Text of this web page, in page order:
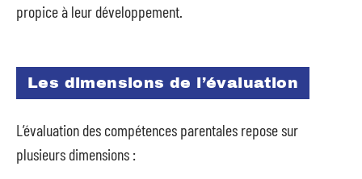
propice à leur développement.
Les dimensions de l’évaluation
L’évaluation des compétences parentales repose sur
plusieurs dimensions :